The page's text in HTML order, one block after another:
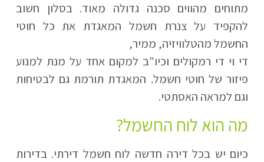
מתוחים מהווים סכנה גדולה מאוד. בסלון חשוב
להקפיד על צנרת חשמל המאגדת את כל חוטי
החשמל מהטלוויזיה, ממיר,
די וי די רמקולים וכיו"ב למקום אחד על מנת למנוע
פיזור של חוטי חשמל. המאגדת תורמת גם לבטיחות
וגם למראה האסתטי.
מה הוא לוח החשמל?
כיום יש בכל דירה חדשה לוח חשמל דירתי. בדירות